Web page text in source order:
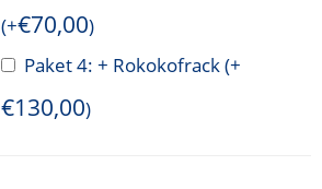
(+€70,00)
Paket 4: + Rokokofrack(+
€130,00)